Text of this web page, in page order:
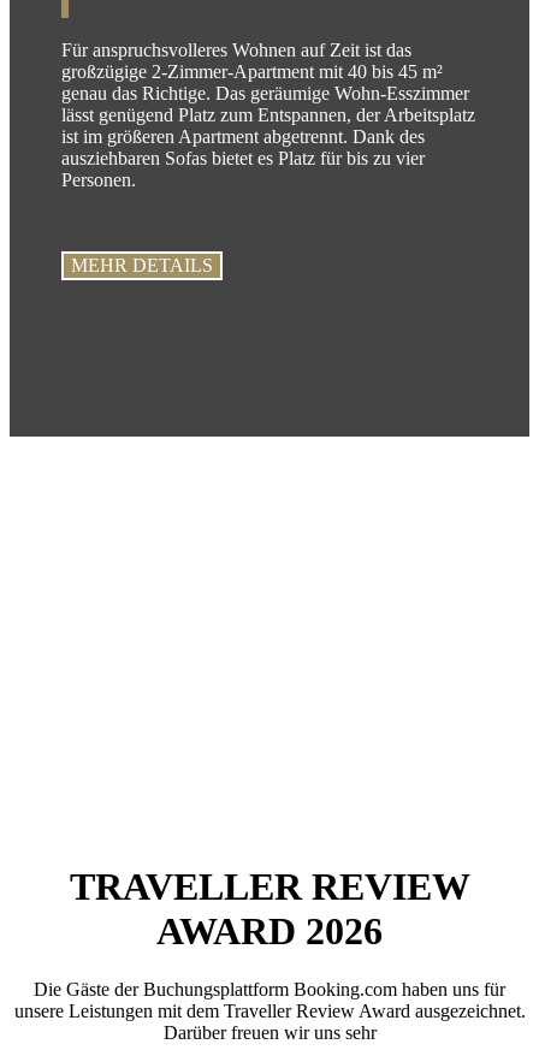
Für anspruchsvolleres Wohnen auf Zeit ist das
großzügige 2-Zimmer-Apartment mit 40 bis 45 m²
genau das Richtige. Das geräumige Wohn-Esszimmer
lässt genügend Platz zum Entspannen, der Arbeitsplatz
ist im größeren Apartment abgetrennt. Dank des
ausziehbaren Sofas bietet es Platz für bis zu vier
Personen.
MEHR DETAILS
TRAVELLER REVIEW
AWARD 2026
Die Gäste der Buchungsplattform Booking.com haben uns für
unsere Leistungen mit dem Traveller Review Award ausgezeichnet.
Darüber freuen wir uns sehr